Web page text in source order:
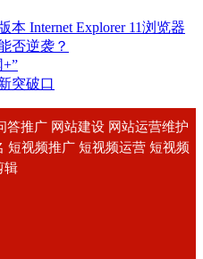
Internet Explorer 11浏览器
否逆袭？
突破口
答推广 网站建设 网站运营维护
短视频推广 短视频运营 短视频
辑